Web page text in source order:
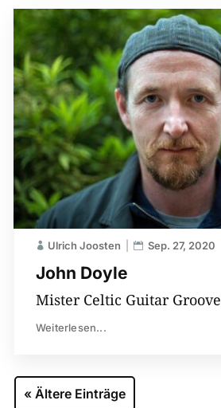
John Doyle
Ulrich Joosten Sep. 27, 2020
Mister Celtic Guitar Groove
Weiterlesen...
« Ältere Einträge